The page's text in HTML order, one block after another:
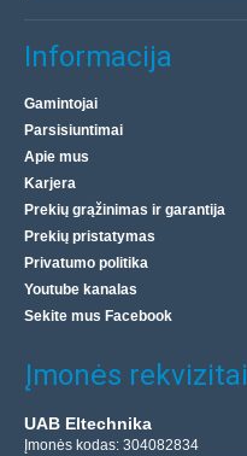
Informacija
Gamintojai
Parsisiuntimai
Apie mus
Karjera
Prekių grąžinimas ir garantija
Prekių pristatymas
Privatumo politika
Youtube kanalas
Sekite mus Facebook
Įmonės rekvizitai
UAB Eltechnika
Įmonės kodas: 304082834